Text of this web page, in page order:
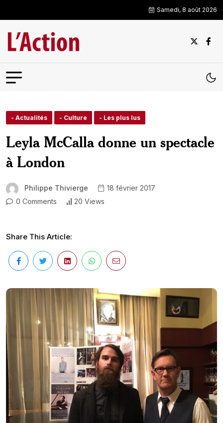
Samedi, 8 août 2026
- Actualités - Culture - Les plus lus
Leyla McCalla donne un spectacle
à London
Philippe Thivierge
18 février 2017
0 Comments
20 Views
Share This Article: